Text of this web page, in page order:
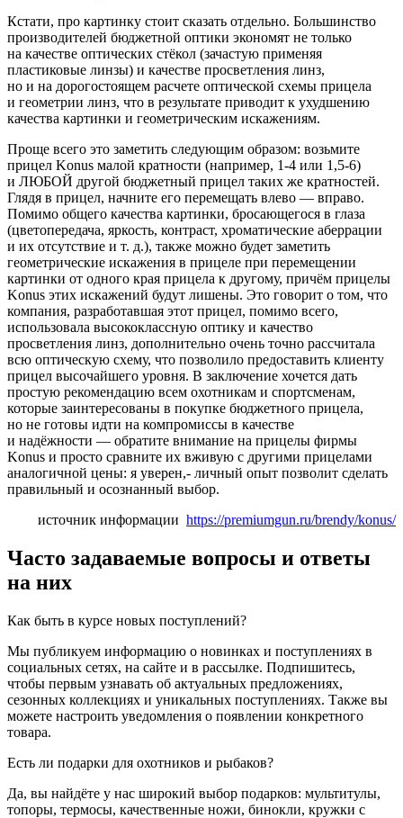
Кстати, про картинку стоит сказать отдельно. Большинство
производителей бюджетной оптики экономят не только
на качестве оптических стёкол (зачастую применяя
пластиковые линзы) и качестве просветления линз,
но и на дорогостоящем расчете оптической схемы прицела
и геометрии линз, что в результате приводит к ухудшению
качества картинки и геометрическим искажениям.
Проще всего это заметить следующим образом: возьмите
прицел Konus малой кратности (например, 1-4 или 1,5-6)
и ЛЮБОЙ другой бюджетный прицел таких же кратностей.
Глядя в прицел, начните его перемещать влево — вправо.
Помимо общего качества картинки, бросающегося в глаза
(цветопередача, яркость, контраст, хроматические аберрации
и их отсутствие и т. д.), также можно будет заметить
геометрические искажения в прицеле при перемещении
картинки от одного края прицела к другому, причём прицелы
Konus этих искажений будут лишены. Это говорит о том, что
компания, разработавшая этот прицел, помимо всего,
использовала высококлассную оптику и качество
просветления линз, дополнительно очень точно рассчитала
всю оптическую схему, что позволило предоставить клиенту
прицел высочайшего уровня. В заключение хочется дать
простую рекомендацию всем охотникам и спортсменам,
которые заинтересованы в покупке бюджетного прицела,
но не готовы идти на компромиссы в качестве
и надёжности — обратите внимание на прицелы фирмы
Konus и просто сравните их вживую с другими прицелами
аналогичной цены: я уверен,- личный опыт позволит сделать
правильный и осознанный выбор.
источник информации https://premiumgun.ru/brendy/konus/
Часто задаваемые вопросы и ответы
на них
Как быть в курсе новых поступлений?
Мы публикуем информацию о новинках и поступлениях в
социальных сетях, на сайте и в рассылке. Подпишитесь,
чтобы первым узнавать об актуальных предложениях,
сезонных коллекциях и уникальных поступлениях. Также вы
можете настроить уведомления о появлении конкретного
товара.
Есть ли подарки для охотников и рыбаков?
Да, вы найдёте у нас широкий выбор подарков: мультитулы,
топоры, термосы, качественные ножи, бинокли, кружки с